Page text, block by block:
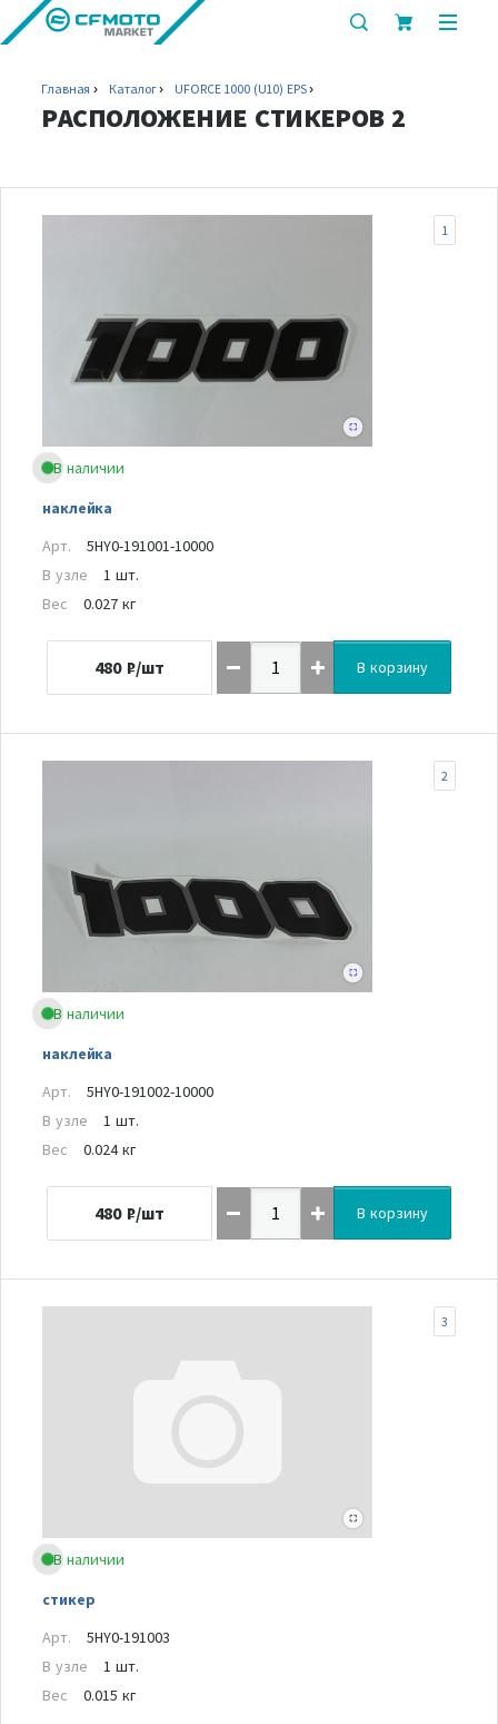
показать
поиска
Главная Каталог UFORCE 1000 (U10) EPS
РАСПОЛОЖЕНИЕ СТИКЕРОВ 2
В наличии
наклейка
1
Арт.
5HY0-191001-10000
В узле
1 шт.
Вес
0.027 кг
480 ₽/шт В корзину
В наличии
наклейка
2
Арт.
5HY0-191002-10000
В узле
1 шт.
Вес
0.024 кг
480 ₽/шт В корзину
В наличии
стикер
3
Арт.
5HY0-191003
В узле
1 шт.
Вес
0.015 кг